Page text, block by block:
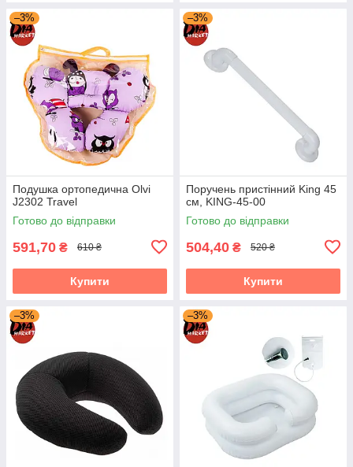
–3%
Подушка ортопедична Olvi
J2302 Travel
Готово до відправки
591,70 ₴ 610 ₴
Купити
–3%
Поручень пристінний King 45
см, KING-45-00
Готово до відправки
504,40 ₴ 520 ₴
Купити
–3% –3%